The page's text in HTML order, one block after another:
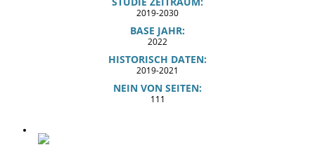
2019-2030
BASE JAHR:
2022
HISTORISCH DATEN:
2019-2021
NEIN VON SEITEN:
111